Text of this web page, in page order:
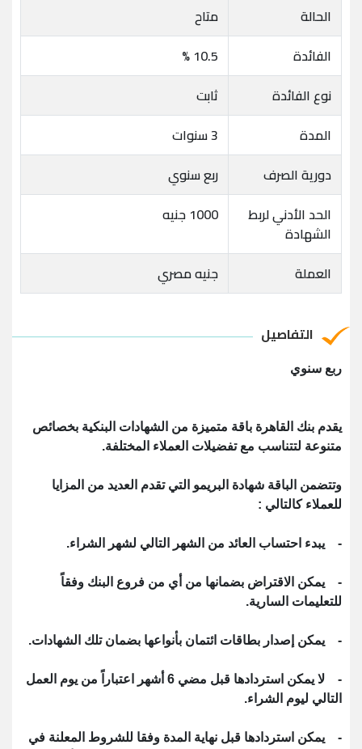
الحالة
متاح
الفائدة
10.5 %
نوع الفائدة
ثابت
المدة
3 سنوات
دورية الصرف
ربع سنوي
الحد الأدني لربط
الشهادة
1000 جنيه
العملة جنيه مصري
التفاصيل
ربع سنوي
يقدم بنك القاهرة باقة متميزة من الشهادات البنكية بخصائص
متنوعة لتتناسب مع تفضيلات العملاء المختلفة.
وتتضمن الباقة شهادة البريمو التي تقدم العديد من المزايا
للعملاء كالتالي :
- يبدء احتساب العائد من الشهر التالي لشهر الشراء.
- يمكن الاقتراض بضمانها من أي من فروع البنك وفقاً
للتعليمات السارية.
- يمكن إصدار بطاقات ائتمان بأنواعها بضمان تلك الشهادات.
- لا يمكن استردادها قبل مضي 6 أشهر اعتباراً من يوم العمل
التالي ليوم الشراء.
- يمكن استردادها قبل نهاية المدة وفقا للشروط المعلنة في